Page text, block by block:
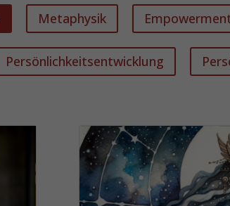
Metaphysik
Persönlichkeitsentwicklung